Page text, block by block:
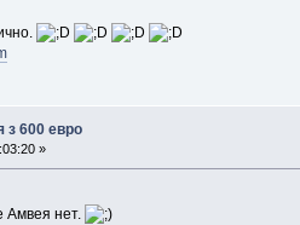
з 600 евро
»
Амвея нет.